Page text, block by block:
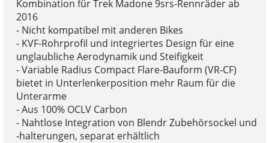
Kombination für Trek Madone 9srs-Rennräder ab
2016
- Nicht kompatibel mit anderen Bikes
- KVF-Rohrprofil und integriertes Design für eine
unglaubliche Aerodynamik und Steifigkeit
- Variable Radius Compact Flare-Bauform (VR-CF)
bietet in Unterlenkerposition mehr Raum für die
Unterarme
- Aus 100% OCLV Carbon
- Nahtlose Integration von Blendr Zubehörsockel und
-halterungen, separat erhältlich